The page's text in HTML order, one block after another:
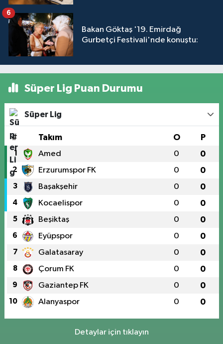
Bakan Göktaş '19. Emirdağ
Gurbetçi Festivali'nde konuştu:
6
Süper Lig Puan Durumu
Süper Lig
# Takım O P
1 Amed 0 0
2 Erzurumspor FK 0 0
3 Başakşehir 0 0
4 Kocaelispor 0 0
5 Beşiktaş 0 0
6 Eyüpspor 0 0
7 Galatasaray 0 0
8 Çorum FK 0 0
9 Gaziantep FK 0 0
10 Alanyaspor 0 0
Detaylar için tıklayın